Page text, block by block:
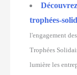
trophées-
l'engagement
Trophées
lumière les